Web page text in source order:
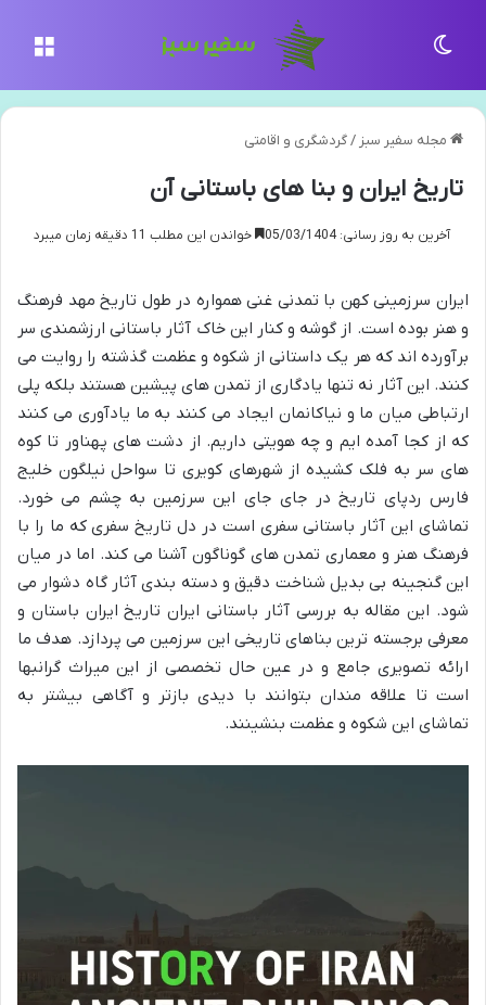
مجله سفیر سبز /گردشگری و اقامتی
تاریخ ایران و بنا های باستانی آن
آخرین به روز رسانی: 05/03/1404 خواندن این مطلب 11 دقیقه زمان میبرد
ایران سرزمینی کهن با تمدنی غنی همواره در طول تاریخ مهد فرهنگ
و هنر بوده است. از گوشه و کنار این خاک آثار باستانی ارزشمندی سر
برآورده اند که هر یک داستانی از شکوه و عظمت گذشته را روایت می
کنند. این آثار نه تنها یادگاری از تمدن های پیشین هستند بلکه پلی
ارتباطی میان ما و نیاکانمان ایجاد می کنند به ما یادآوری می کنند
که از کجا آمده ایم و چه هویتی داریم. از دشت های پهناور تا کوه
های سر به فلک کشیده از شهرهای کویری تا سواحل نیلگون خلیج
فارس ردپای تاریخ در جای جای این سرزمین به چشم می خورد.
تماشای این آثار باستانی سفری است در دل تاریخ سفری که ما را با
فرهنگ هنر و معماری تمدن های گوناگون آشنا می کند. اما در میان
این گنجینه بی بدیل شناخت دقیق و دسته بندی آثار گاه دشوار می
شود. این مقاله به بررسی آثار باستانی ایران تاریخ ایران باستان و
معرفی برجسته ترین بناهای تاریخی این سرزمین می پردازد. هدف ما
ارائه تصویری جامع و در عین حال تخصصی از این میراث گرانبها
است تا علاقه مندان بتوانند با دیدی بازتر و آگاهی بیشتر به
تماشای این شکوه و عظمت بنشینند.